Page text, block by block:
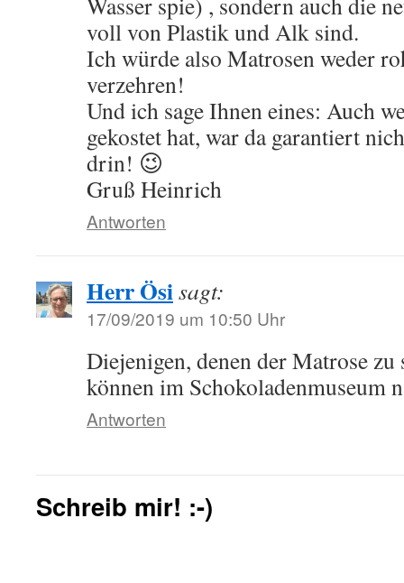
voll von Plastik und Alk sind.
Ich würde also Matrosen weder
verzehren!
Und ich sage Ihnen eines: Auch
gekostet hat, war da garantiert
drin! 😉
Gruß Heinrich
Antworten
Herr Ösisagt:
17/09/2019 um 10:50 Uhr
Diejenigen, denen der Matrose zu
können im Schokoladenmuseum
Antworten
Schreib mir! :-)